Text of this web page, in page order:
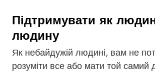
Підтримувати як
людину
Як небайдужій людині, вам не
розуміти все або мати той самий